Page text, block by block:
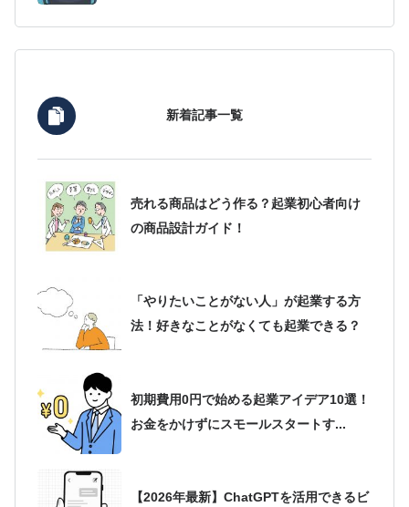
新着記事一覧
売れる商品はどう作る？起業初心者向け
の商品設計ガイド！
「やりたいことがない人」が起業する方
法！好きなことがなくても起業できる？
初期費用0円で始める起業アイデア10選！
お金をかけずにスモールスタートす...
【2026年最新】ChatGPTを活用できるビ